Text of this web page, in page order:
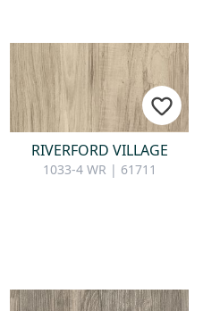
RIVERFORD VILLAGE
1033-4 WR | 61711